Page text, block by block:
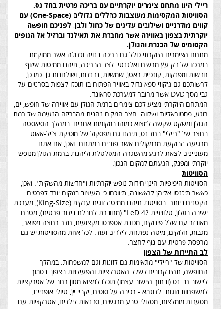
ריילי הינו מתחם צימרים יוקרתיים עם בריכה פרטית בחד נס.
הסוויטות המקסימות מעוצבות כחללים גדולים (One-Space) עם
קווים מודרניים ושילובים עדינים של כחול ולבן. לפניכם חופשה
יוקרתית בצפון באווירה אשר מחברת את תאילנד וברזיל אל הנופים
הקסומים של הכנרת והגולן.
מתחם הצימרים היוקרתי כולל גם בריכה בנויה וגדולה אשר ממוקמת
במרכזו של דק עץ מרשים ואלגנטי. לצד הבריכה, תיהנו ממיטות שיזוף
חדשות ומפנקות, קונכיית ראטן, שמשיות, נדנדות, ושולחנות גן. כמו כן,
לרשותכם גם ג'קוזי ספא גדול באוויר הפתוח בו תוכלו לצפות בסרטים על
גבי מסך DVD אשר מחובר למערכת סראונד.
המתחם היוקרתי מציע לכם צימרים ברמת הגולן עם אווירה של חופש, ים,
רוגע, פסטוראליות ושלווה. חצר המקום נהנית מהבריזה הנעימה של רמת
הגולן ומשקט שקשה למצוא כמוהו במקומות אחרים. במהלך הסיאסטה
בחצר של "ריילי" בחד נס, תיהנו גם מפסקול של מוסיקת צ'יל-אאוט
מרגיעה הבוקעת מרמקולים אשר פזורים במתחם. ואכן, אם אתם
מעוניינים לצאת לרגע מהשגרה המטלטלת וליהנות ברמת הגולן מנופש
יוקרתי ומפנק, הגעתם למקום הנכון.
הסוויטות
הסוויטות היפיפיות הינן יחידות נופש יוקרתיות ו"חדשות מהשקית". ואכן,
כאשר תיכנסו אליהן לראשונה, תיווכחו כי העיצוב במקום יורד לפרטים
הקטנים ביותר. בסוויטות תיהנו ממיטה זוגית ענקית (King-Size), מערכת
ישיבה בסלון, טלוויזיית LeD 42" (מחוברת לחבלת בידור פרטית), מטבח
מאובזר עם שלל פינוקים, מכונת אספרסו מקצועית, חדר רחצה מפואר,
מגבות, חלוקים, מיטה נפתחת לילדים ועוד. לכל אחת מהסוויטות יש גם
מרפסת פרטית עם נוף לחצר.
לב התיירות של הצפון
הסוויטות של "ריילי" מתאימות גם לזוגות וגם למשפחות. במהלך
החופשה, תהיו קרובים לשלל האטרקציות והפעילויות בצפון. בסמוך
ליישוב חד נס (ובתוך היישוב עצמו) תוכלו למצוא מגוון רחב של אטרקציות
למשפחות וזוגות. לדוגמא - רכיבה על סוסים, יקביי יין, טיולי אופניים,
מסעדות מומלצות, מסלולי טבע מרגשים, סדנאות לילדים, אטרקציות עם